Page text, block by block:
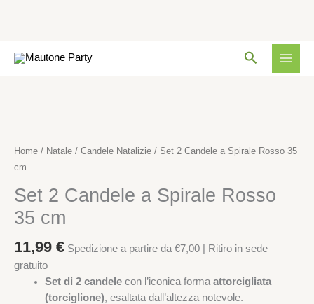
Cerca
Home / Natale / Candele Natalizie / Set 2 Candele a Spirale Rosso 35
cm
Set 2 Candele a Spirale Rosso
35 cm
11,99 € Spedizione a partire da €7,00 | Ritiro in sede
gratuito
Set di 2 candelecon l’iconica forma attorcigliata
(torciglione), esaltata dall’altezza notevole.
a
35
cm
quantità
cm